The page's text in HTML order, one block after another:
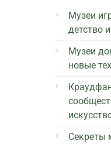
Музеи
детство
Музеи
новые
Секреты